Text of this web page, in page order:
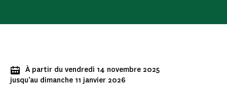
À partir du vendredi 14 novembre 2025
jusqu’au dimanche 11 janvier 2026